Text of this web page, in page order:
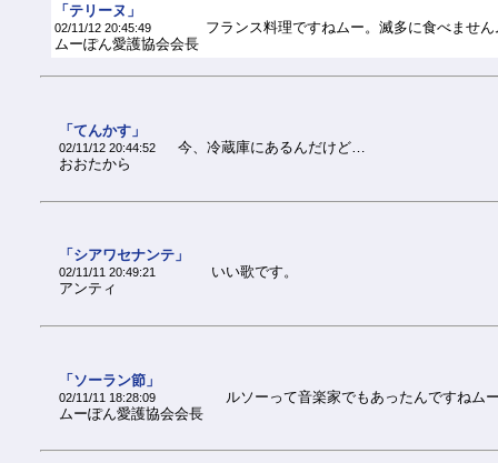
「テリーヌ」
02/11/12 20:45:49
ムーぽん愛護協会会長
フランス料理ですねムー。滅多に食べませ
「てんかす」
02/11/12 20:44:52
おおたから
今、冷蔵庫にあるんだけど…
「シアワセナンテ」
02/11/11 20:49:21
アンティ
いい歌です。
「ソーラン節」
02/11/11 18:28:09
ムーぽん愛護協会会長
ルソーって音楽家でもあったんですねム